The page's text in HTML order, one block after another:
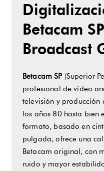
Betacam
Broadcast
Betacam SP (Superior
profesional de vídeo
televisión y producción
los años 80 hasta bien
formato, basado en
pulgada, ofrece una
Betacam original, con
ruido y mayor